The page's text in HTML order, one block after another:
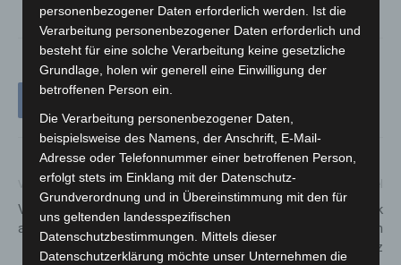
Vorheriger Artikel
Verkehrsbeeinträchtigungen
am Samstag in Hannover
Landtagsabgeordneter Wook
verteilt Rosen auf dem
Langenhagener Marktplatz
personenbezogener Daten erforderlich werden. Ist die
Verarbeitung personenbezogener Daten erforderlich und
besteht für eine solche Verarbeitung keine gesetzliche
Grundlage, holen wir generell eine Einwilligung der
betroffenen Person ein.
Die Verarbeitung personenbezogener Daten,
beispielsweise des Namens, der Anschrift, E-Mail-
Adresse oder Telefonnummer einer betroffenen Person,
erfolgt stets im Einklang mit der Datenschutz-
Grundverordnung und in Übereinstimmung mit den für
uns geltenden landesspezifischen
Datenschutzbestimmungen. Mittels dieser
Datenschutzerklärung möchte unser Unternehmen die